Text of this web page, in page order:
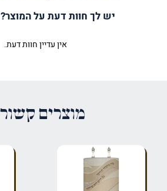
יש לך חוות דעת על המוצר?
הביקורת שלך*
אין עדיין חוות דעת.
מוצרים